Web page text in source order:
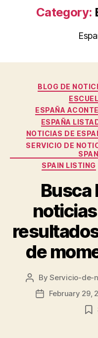
Category:
BLOG DE
ESPAÑA
ESPAÑA
NOTICIAS DE
SERVICIO DE
SPAIN LISTING
Busca
de
Post
author
ByServicio-de-
PostFebruary 29,